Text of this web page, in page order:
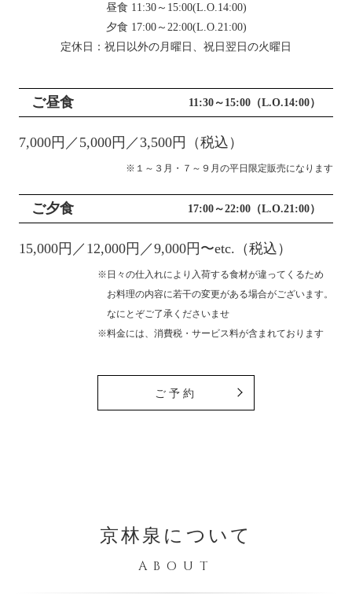
昼食 11:30～15:00(L.O.14:00)
夕食 17:00～22:00(L.O.21:00)
定休日：祝日以外の月曜日、祝日翌日の火曜日
ご昼食 11:30～15:00（L.O.14:00）
7,000円／5,000円／3,500円（税込）
※１～３月・７～９月の平日限定販売になります
ご夕食 17:00～22:00（L.O.21:00）
15,000円／12,000円／9,000円〜etc.（税込）
※日々の仕入れにより入荷する食材が違ってくるため
お料理の内容に若干の変更がある場合がございます。
なにとぞご了承くださいませ
※料金には、消費税・サービス料が含まれております
ご予約
京林泉について
ABOUT